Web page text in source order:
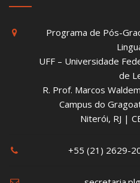
Programa de Pós-
UFF – Universidade
de
R. Prof. Marcos
Campus do
Niterói, RJ |
+55 (21) 2629-